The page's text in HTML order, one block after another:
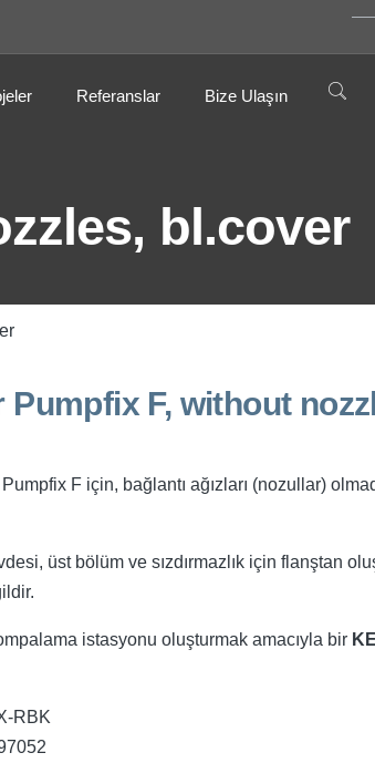
Referanslar Bize Ulaşın
bl.cover
Pumpfix F, without
F için, bağlantı ağızları (nozullar)
üst bölüm ve sızdırmazlık için flanştan
istasyonu oluşturmak amacıyla bir
RBK